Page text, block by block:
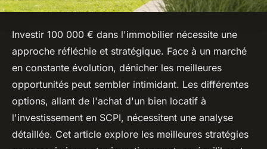
Investir 100 000 € dans l'immobilier nécessite une
approche réfléchie et stratégique. Face à un marché
en constante évolution, dénicher les meilleures
opportunités peut sembler intimidant. Les différentes
options, allant de l'achat d'un bien locatif à
l'investissement en SCPI, nécessitent une analyse
détaillée. Cet article explore les meilleures stratégies